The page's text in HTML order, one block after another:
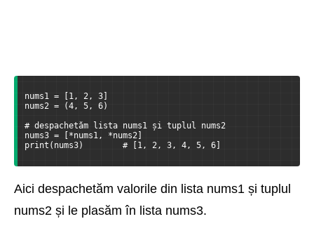
nums1 = [1, 2, 3]
nums2 = (4, 5, 6)
# despachetăm lista nums1 și tuplul nums2
nums3 = [*nums1, *nums2]
print(nums3)        # [1, 2, 3, 4, 5, 6]
Aici despachetăm valorile din lista nums1 și tuplul
nums2 și le plasăm în lista nums3.